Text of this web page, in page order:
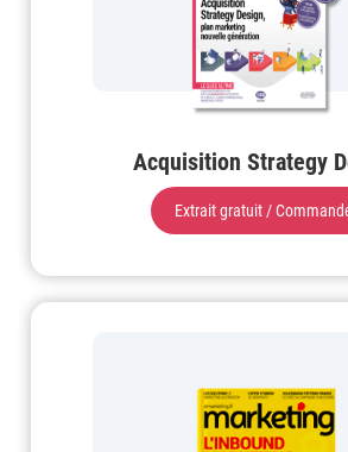
Acquisition Strategy
Extrait gratuit /